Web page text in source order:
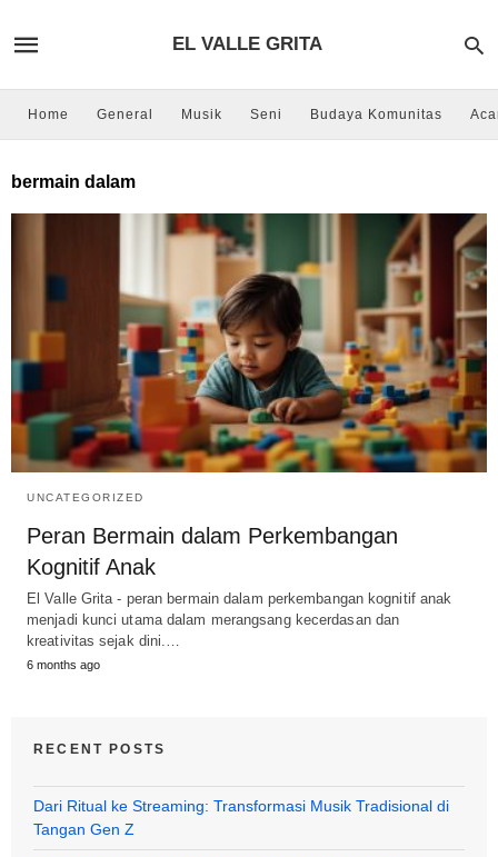
EL VALLE GRITA
Home General Musik Seni Budaya Komunitas
bermain dalam
UNCATEGORIZED
Peran Bermain dalam Perkembangan
Kognitif Anak
El Valle Grita - peran bermain dalam perkembangan kognitif anak
menjadi kunci utama dalam merangsang kecerdasan dan
kreativitas sejak dini.…
6 months ago
RECENT POSTS
Dari Ritual ke Streaming: Transformasi Musik Tradisional di
Tangan Gen Z